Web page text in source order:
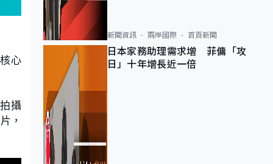
心
攝
，
新聞資訊 兩岸國際 首頁新聞
日本家務助理需求增 菲傭「攻
日」十年增長近一倍